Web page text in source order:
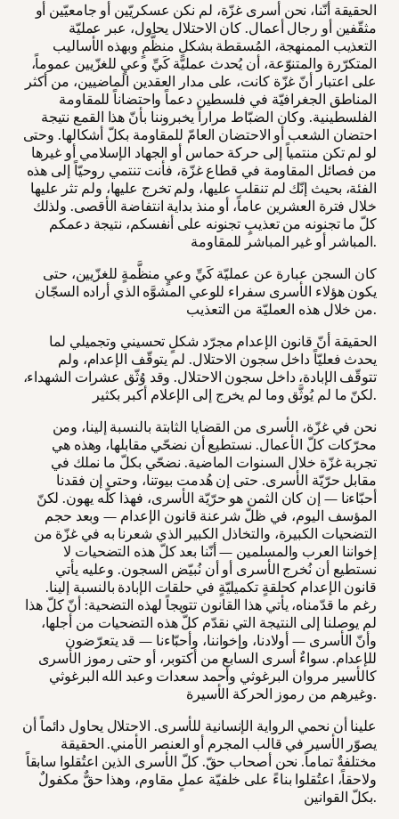
الحقيقة أنّنا، نحن أسرى غزّة، لم نكن عسكريّين أو جامعيّين أو
مثقّفين أو رجال أعمال. كان الاحتلال يحاول، عبر عمليّة
التعذيب الممنهجة، المُسقطة بشكلٍ منظَّمٍ وبهذه الأساليب
المتكرّرة والمتنوّعة، أن يُحدث عمليّة كَيِّ وعيٍ للغزّيين عموماً،
على اعتبار أنّ غزّة كانت، على مدار العقدين الماضيين، من أكثر
المناطق الجغرافيّة في فلسطين دعماً واحتضاناً للمقاومة
الفلسطينية. وكان الضبّاط مراراً يخبروننا بأنّ هذا القمع نتيجة
احتضان الشعب أو الاحتضان العامّ للمقاومة بكلّ أشكالها. وحتى
لو لم تكن منتمياً إلى حركة حماس أو الجهاد الإسلامي أو غيرها
من فصائل المقاومة في قطاع غزّة، فأنت تنتمي روحيّاً إلى هذه
الفئة، بحيث إنّك لم تنقلب عليها، ولم تخرج عليها، ولم تثر عليها
خلال فترة العشرين عاماً، أو منذ بداية انتفاضة الأقصى. ولذلك
كلّ ما تجنونه من تعذيبٍ تجنونه على أنفسكم، نتيجة دعمكم
المباشر أو غير المباشر للمقاومة.
كان السجن عبارة عن عمليّة كَيِّ وعيٍ منظَّمةٍ للغزّيين، حتى
يكون هؤلاء الأسرى سفراء للوعي المشوَّه الذي أراده السجّان
من خلال هذه العمليّة من التعذيب.
الحقيقة أنّ قانون الإعدام مجرّد شكلٍ تحسيني وتجميلي لما
يحدث فعليّاً داخل سجون الاحتلال. لم يتوقّف الإعدام، ولم
تتوقّف الإبادة، داخل سجون الاحتلال. وقد وُثّق عشرات الشهداء،
لكنّ ما لم يُوثَّق وما لم يخرج إلى الإعلام أكبر بكثير.
نحن في غزّة، الأسرى من القضايا الثابتة بالنسبة إلينا، ومن
محرّكات كلّ الأعمال. نستطيع أن نضحّي مقابلها، وهذه هي
تجربة غزّة خلال السنوات الماضية. نضحّي بكلّ ما نملك في
مقابل حرّيّة الأسرى. حتى إن هُدمت بيوتنا، وحتى إن فقدنا
أحبّاءنا — إن كان الثمن هو حرّيّة الأسرى، فهذا كلّه يهون. لكنّ
المؤسف اليوم، في ظلّ شرعنة قانون الإعدام — وبعد حجم
التضحيات الكبيرة، والتخاذل الكبير الذي شعرنا به في غزّة من
إخواننا العرب والمسلمين — أنّنا بعد كلّ هذه التضحيات لا
نستطيع أن نُخرج الأسرى أو أن نُبيّض السجون. وعليه يأتي
قانون الإعدام كحلقةٍ تكميليّةٍ في حلقات الإبادة بالنسبة إلينا.
رغم ما قدّمناه، يأتي هذا القانون تتويجاً لهذه التضحية: أنّ كلّ هذا
لم يوصلنا إلى النتيجة التي نقدّم كلّ هذه التضحيات من أجلها،
وأنّ الأسرى — أولادنا، وإخواننا، وأحبّاءنا — قد يتعرّضون
للإعدام. سواءٌ أسرى السابع من أكتوبر، أو حتى رموز الأسرى
كالأسير مروان البرغوثي وأحمد سعدات وعبد الله البرغوثي
وغيرهم من رموز الحركة الأسيرة.
علينا أن نحمي الرواية الإنسانية للأسرى. الاحتلال يحاول دائماً أن
يصوّر الأسير في قالب المجرم أو العنصر الأمني. الحقيقة
مختلفةٌ تماماً. نحن أصحاب حقّ. كلّ الأسرى الذين اعتُقلوا سابقاً
ولاحقاً، اعتُقلوا بناءً على خلفيّة عملٍ مقاوم، وهذا حقٌّ مكفولٌ
بكلّ القوانين.